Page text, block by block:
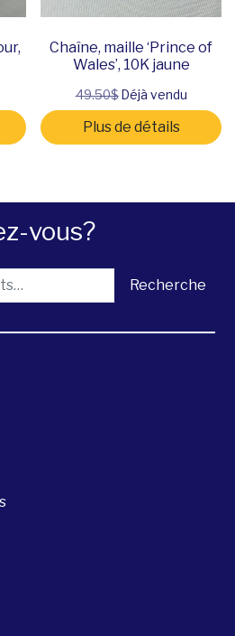
vous?
Recherche
Chaîne, maille ‘Prince of
Wales’, 10K jaune
49.50$Déjà vendu
Plus de détails